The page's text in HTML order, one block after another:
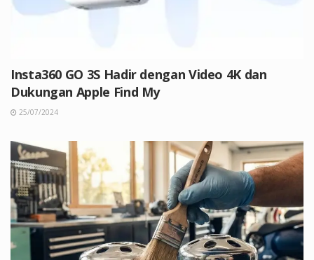
Insta360 GO 3S Hadir dengan Video 4K dan
Dukungan Apple Find My
25/07/2024